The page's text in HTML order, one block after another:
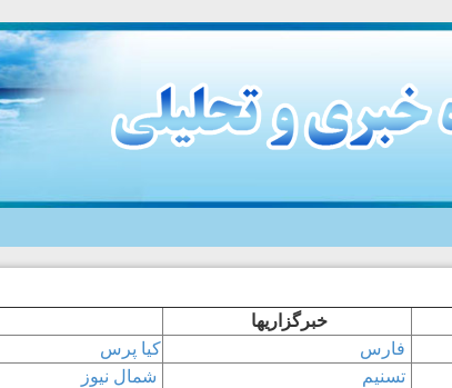
خبرگزاریها
فارس
کیا پرس
تسنیم
شمال نیوز